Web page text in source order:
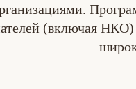
(включая